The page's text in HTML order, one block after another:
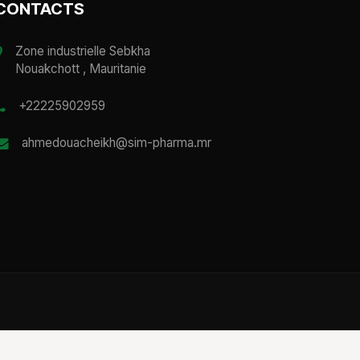
Zone industrielle Sebkha
Nouakchott , Mauritanie
+22225902959
ahmedouacheikh@sim-pharma.mr